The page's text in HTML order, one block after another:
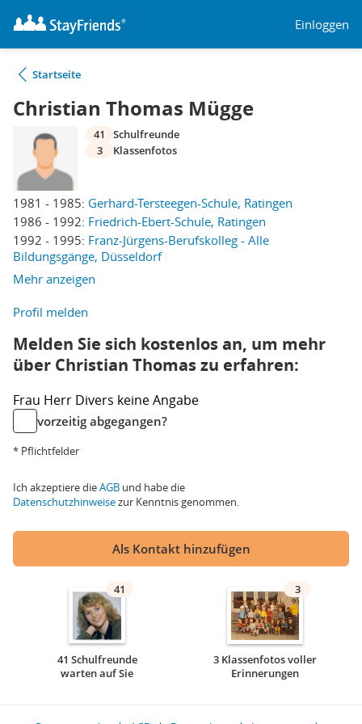
Einloggen
Startseite
Christian Thomas Mügge
1981 - 1985: Gerhard-Tersteegen-Schule, Ratingen
1986 - 1992: Friedrich-Ebert-Schule, Ratingen
1992 - 1995: Franz-Jürgens-Berufskolleg - Alle
Bildungsgänge, Düsseldorf
Mehr anzeigen
41
Schulfreunde
3
Klassenfotos
Profil melden
Melden Sie sich kostenlos an, um mehr
über Christian Thomas zu erfahren:
Frau Herr Divers keine Angabe
vorzeitig abgegangen?
* Pflichtfelder
Ich akzeptiere dieAGB und habe die
Datenschutzhinweisezur Kenntnis genommen.
Als Kontakt hinzufügen
41
41 Schulfreunde
warten auf Sie
3
3 Klassenfotos voller
Erinnerungen